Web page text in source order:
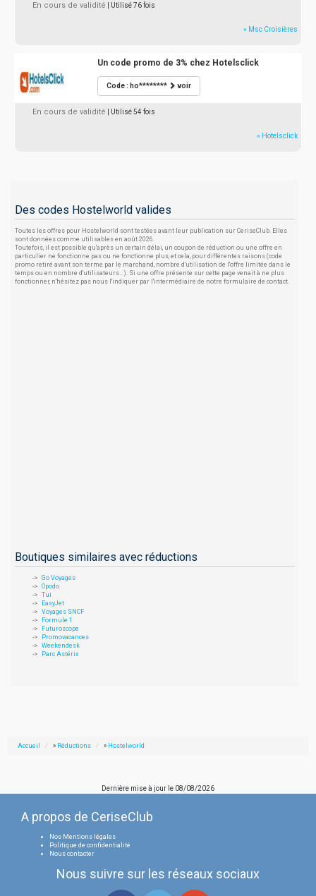
En cours de validité | Utilisé 76 fois
» Msc Croisières
Un code promo de 3% chez Hotelsclick
Code : ho******** voir
En cours de validité | Utilisé 54 fois
» Hotelsclick
Des codes Hostelworld valides
Toutes les offres pour Hostelworld sont testées avant leur publication sur CeriseClub. Elles
sont données comme utilisables en août 2026.
Toutefois, il est possible qu'après un certain délai, un coupon de réduction ou une offre en
particulier ne fonctionne pas ou ne fonctionne plus, et cela, pour différentes raisons (code
promo retiré avant son terme par le marchand, nombre d'utilisation de l'offre limitée dans le
temps ou en nombre d'utilisateurs...). Si une offre présente sur cette page venait à ne plus
fonctionner, n'hésitez pas nous l'indiquer par l'intermédiaire de notre formulaire de contact.
Boutiques similaires avec réductions
Go Voyages
Opodo
Tui
EasyJet
Voyages SNCF
Formule 1
Futuroscope
Promovacances
Weekendesk
Parc Astérix
Accueil » Réductions » Hostelworld
Dernière mise à jour le 08/08/2026
A propos de CeriseClub
Nos Mentions légales
Politique de confidentialité
Nous contacter
Nous suivre sur les réseaux sociaux